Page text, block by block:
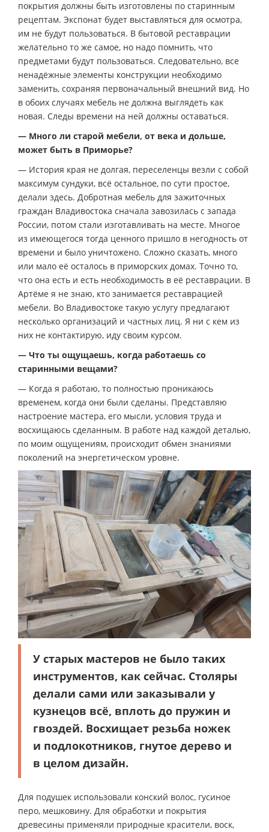
покрытия должны быть изготовлены по старинным
рецептам. Экспонат будет выставляться для осмотра,
им не будут пользоваться. В бытовой реставрации
желательно то же самое, но надо помнить, что
предметами будут пользоваться. Следовательно, все
ненадёжные элементы конструкции необходимо
заменить, сохраняя первоначальный внешний вид. Но
в обоих случаях мебель не должна выглядеть как
новая. Следы времени на ней должны оставаться.
— Много ли старой мебели, от века и дольше,
может быть в Приморье?
— История края не долгая, переселенцы везли с собой
максимум сундуки, всё остальное, по сути простое,
делали здесь. Добротная мебель для зажиточных
граждан Владивостока сначала завозилась с запада
России, потом стали изготавливать на месте. Многое
из имеющегося тогда ценного пришло в негодность от
времени и было уничтожено. Сложно сказать, много
или мало её осталось в приморских домах. Точно то,
что она есть и есть необходимость в её реставрации. В
Артёме я не знаю, кто занимается реставрацией
мебели. Во Владивостоке такую услугу предлагают
несколько организаций и частных лиц. Я ни с кем из
них не контактирую, иду своим курсом.
— Что ты ощущаешь, когда работаешь со
старинными вещами?
— Когда я работаю, то полностью проникаюсь
временем, когда они были сделаны. Представляю
настроение мастера, его мысли, условия труда и
восхищаюсь сделанным. В работе над каждой деталью,
по моим ощущениям, происходит обмен знаниями
поколений на энергетическом уровне.
У старых мастеров не было таких
инструментов, как сейчас. Столяры
делали сами или заказывали у
кузнецов всё, вплоть до пружин и
гвоздей. Восхищает резьба ножек
и подлокотников, гнутое дерево и
в целом дизайн.
Для подушек использовали конский волос, гусиное
перо, мешковину. Для обработки и покрытия
древесины применяли природные красители, воск,